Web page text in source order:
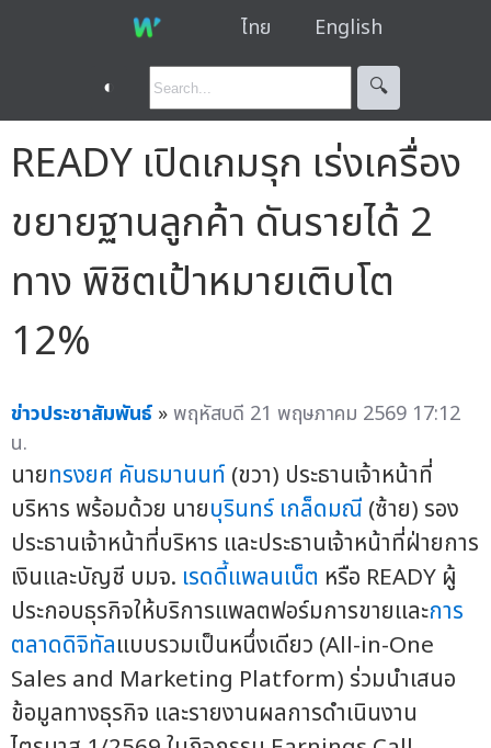
ไทย English
◐ 🔍︎
READY เปิดเกมรุก เร่งเครื่อง
ขยายฐานลูกค้า ดันรายได้ 2
ทาง พิชิตเป้าหมายเติบโต
12%
ข่าวประชาสัมพันธ์ »พฤหัสบดี 21 พฤษภาคม 2569 17:12
น.
นายทรงยศ คันธมานนท์ (ขวา) ประธานเจ้าหน้าที่
บริหาร พร้อมด้วย นายบุรินทร์ เกล็ดมณี (ซ้าย) รอง
ประธานเจ้าหน้าที่บริหาร และประธานเจ้าหน้าที่ฝ่ายการ
เงินและบัญชี บมจ. เรดดี้แพลนเน็ต หรือ READY ผู้
ประกอบธุรกิจให้บริการแพลตฟอร์มการขายและการ
ตลาดดิจิทัลแบบรวมเป็นหนึ่งเดียว (All-in-One
Sales and Marketing Platform) ร่วมนำเสนอ
ข้อมูลทางธุรกิจ และรายงานผลการดำเนินงาน